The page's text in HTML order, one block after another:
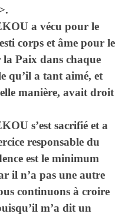
a vécu pour le
corps et âme pour le
Paix dans chaque
qu’il a tant aimé, et
manière, avait droit
s’est sacrifié et a
responsable du
est le minimum
il n’a pas une autre
continuons à croire
m’a dit un